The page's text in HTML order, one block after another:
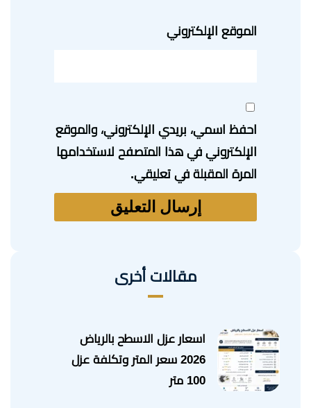
الموقع الإلكتروني
احفظ اسمي، بريدي الإلكتروني، والموقع
الإلكتروني في هذا المتصفح لاستخدامها
المرة المقبلة في تعليقي.
مقالات أخرى
اسعار عزل الاسطح بالرياض
2026 سعر المتر وتكلفة عزل
100 متر